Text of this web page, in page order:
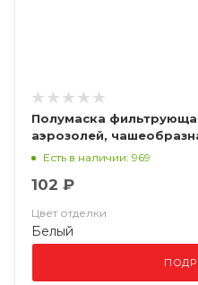
Полумаска
аэрозолей,
8122 FFP2 NR D
Есть в наличии: 969
102 ₽
Цвет отделки
Белый